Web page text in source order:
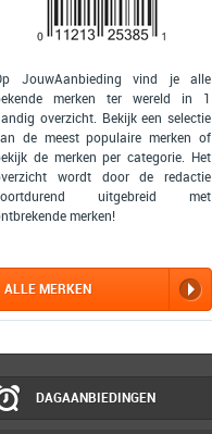
JouwAanbieding vind je alle
merken ter wereld in 1
overzicht. Bekijk een selectie
de meest populaire merken of
de merken per categorie. Het
wordt door de redactie
uitgebreid met
merken!
ALLE MERKEN
DAGAANBIEDINGEN